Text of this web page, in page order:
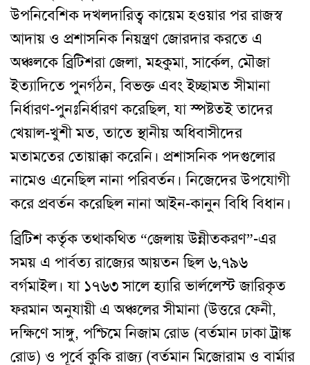
উপনিবেশিক দখলদারিত্ব কায়েম হওয়ার পর রাজস্ব
আদায় ও প্রশাসনিক নিয়ন্ত্রণ জোরদার করতে এ
অঞ্চলকে ব্রিটিশরা জেলা, মহকুমা, সার্কেল, মৌজা
ইত্যাদিতে পুনর্গঠন, বিভক্ত এবং ইচ্ছামত সীমানা
নির্ধারণ-পুনঃনির্ধারণ করেছিল, যা স্পষ্টতই তাদের
খেয়াল-খুশী মত, তাতে স্থানীয় অধিবাসীদের
মতামতের তোয়াক্কা করেনি। প্রশাসনিক পদগুলোর
নামেও এনেছিল নানা পরিবর্তন। নিজেদের উপযোগী
করে প্রবর্তন করেছিল নানা আইন-কানুন বিধি বিধান।
ব্রিটিশ কর্তৃক তথাকথিত “জেলায় উন্নীতকরণ”-এর
সময় এ পার্বত্য রাজ্যের আয়তন ছিল ৬,৭৯৬
বর্গমাইল। যা ১৭৬৩ সালে হ্যারি ভার্ললেস্ট জারিকৃত
ফরমান অনুযায়ী এ অঞ্চলের সীমানা (উত্তরে ফেনী,
দক্ষিণে সাঙ্গু, পশ্চিমে নিজাম রোড (বর্তমান ঢাকা ট্রাঙ্ক
রোড) ও পূর্বে কুকি রাজ্য (বর্তমান মিজোরাম ও বার্মার